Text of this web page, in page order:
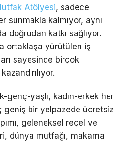
Atölyesi, sadece
sunmakla kalmıyor, aynı
doğrudan katkı sağlıyor.
ortaklaşa yürütülen iş
sayesinde birçok
genç-yaşlı, kadın-erkek her
geniş bir yelpazede ücretsiz
geleneksel reçel ve
dünya mutfağı, makarna